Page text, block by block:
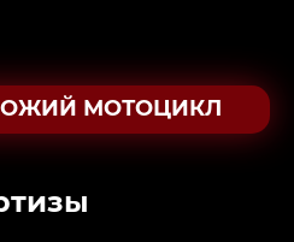
МОТОЦИКЛ